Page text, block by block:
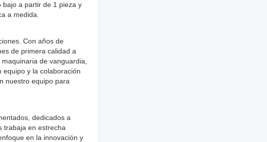
bajo a partir de 1 pieza y
a medida.
Con años de
de primera calidad a
de vanguardia,
y la colaboración
nuestro equipo para
dedicados a
trabaja en estrecha
en la innovación y